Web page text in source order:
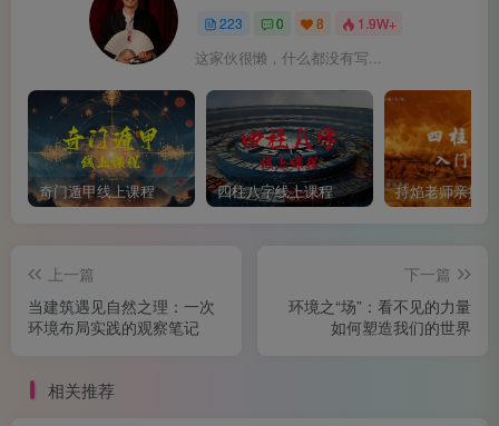
二、什么是“气”？——从传统文化到现代科学的理解
古人讲“人活一口气”。这句话可以有两层理解：
1. 生理之气：呼吸、血液循环、新陈代谢——这是生命
2. 精神之气：一个人的状态、精力、意志力，即所谓的
223 0 8 1.9W+
这家伙很懒，什么都没有写...
奇门遁甲线上课程 四柱八字线上课程
上一篇
当建筑遇见自然之理：一次
环境布局实践的观察笔记
下一篇
环境之“场”：看不见的力量
如何塑造我们的世界
相关推荐